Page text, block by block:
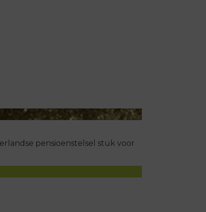
pensioenstelsel stuk voor